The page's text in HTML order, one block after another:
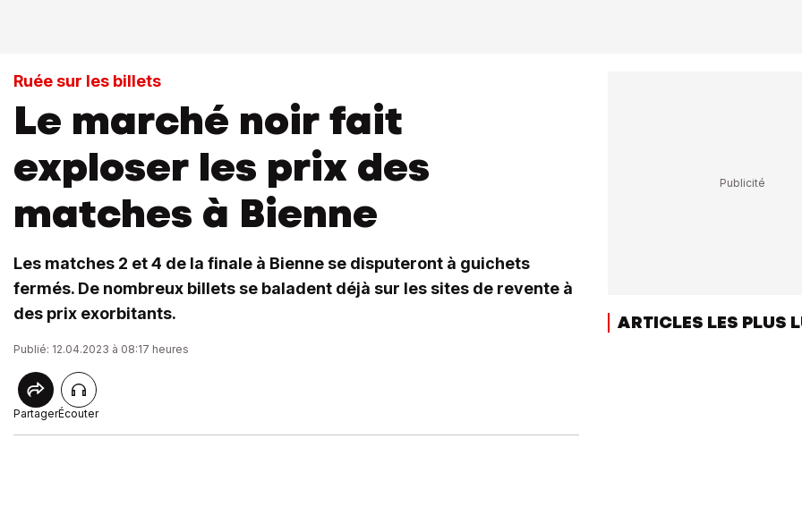
Ruée sur les billets
Le marché noir fait
exploser les prix des
matches à Bienne
Les matches 2 et 4 de la finale à Bienne se disputeront à guichets
fermés. De nombreux billets se baladent déjà sur les sites de revente à
des prix exorbitants.
Publié: 12.04.2023 à 08:17 heures
PartagerÉcouter
ARTICLES LES PLUS